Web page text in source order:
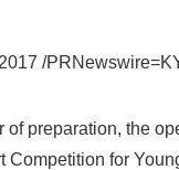
/
of preparation, the
Competition for